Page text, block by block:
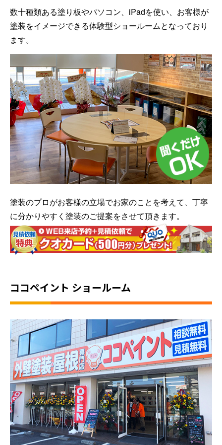
数十種類ある塗り板やパソコン、iPadを使い、お客様が
塗装をイメージできる体験型ショールームとなっており
ます。
塗装のプロがお客様の立場でお家のことを考えて、丁寧
に分かりやすく塗装のご提案をさせて頂きます。
ココペイント ショールーム